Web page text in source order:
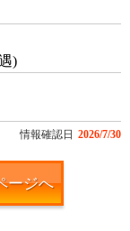
)
情報確認日 2026/7/30
ージへ